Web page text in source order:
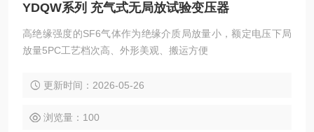
YDQW系列 充气式无局放试验变压器
高绝缘强度的SF6气体作为绝缘介质局放量小，额定电压下局
放量5PC工艺档次高、外形美观、搬运方便
更新时间：2026-05-26
浏览量：100